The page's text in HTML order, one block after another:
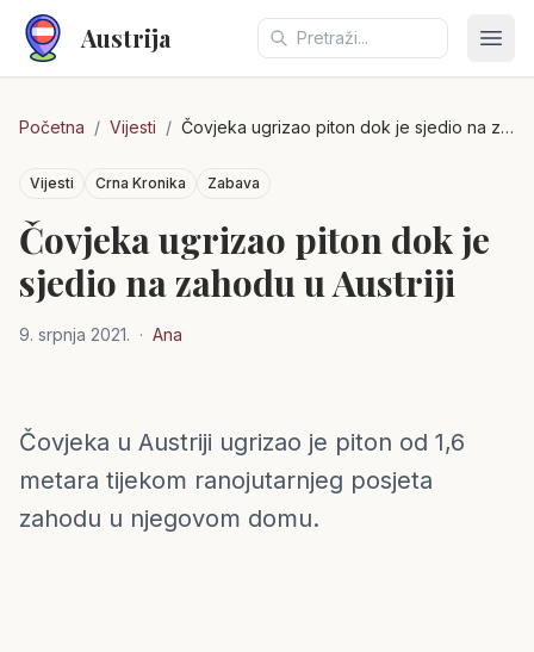
Austrija
Početna / Vijesti / Čovjeka ugrizao piton dok je sjedio na zahodu u Austriji
Vijesti Crna Kronika Zabava
Čovjeka ugrizao piton dok je
sjedio na zahodu u Austriji
9. srpnja 2021. · Ana
Austrija
Čovjeka u Austriji ugrizao je piton od 1,6
metara tijekom ranojutarnjeg posjeta
zahodu u njegovom domu.